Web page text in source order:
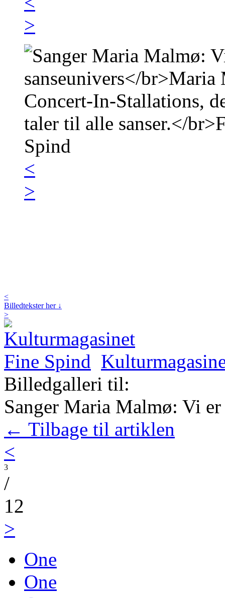
>
<
>
<
Billedtekster her ↓
>
Billedgalleri til:
Sanger Maria Malmø: Vi
← Tilbage til artiklen
<
3
/
12
>
One
One